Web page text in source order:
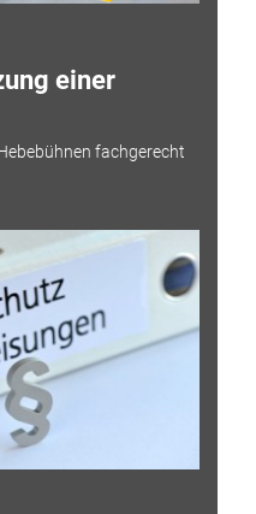
einer
fachgerecht